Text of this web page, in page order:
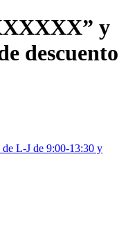
y
descuento
L-J de 9:00-13:30 y